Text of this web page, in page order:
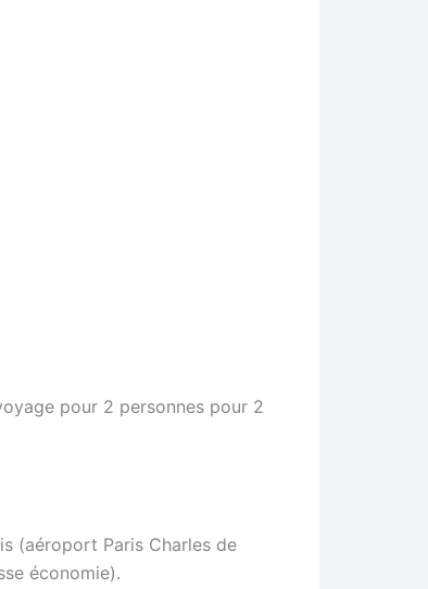
pour 2 personnes pour 2
(aéroport Paris Charles de
économie).